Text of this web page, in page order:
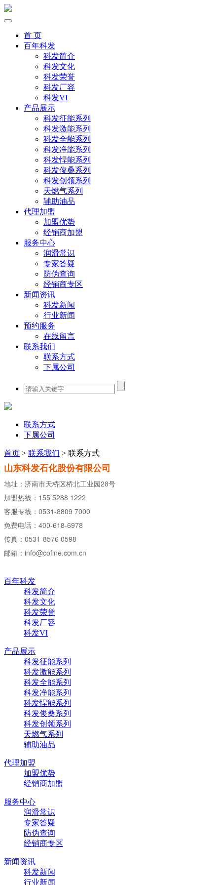
首 页
百年科发
科发简介
科发文化
科发荣誉
科发厂容
科发VI
产品展示
科发征能系列
科发激能系列
科发全能系列
科发净能系列
科发悍能系列
科发俊桑系列
科发创领系列
天燃气系列
辅助油品
代理加盟
加盟优势
经销商加盟
服务中心
润滑常识
专家答疑
防伪查询
经销商专区
新闻资讯
科发新闻
行业新闻
预约服务
在线留言
联系我们
联系方式
下属公司
联系方式
下属公司
首页 > 联系我们 > 联系方式
山东科发石化股份有限公司
地址：济南市天桥区桥北工业园28号
加盟热线：155 5288 1222
客服专线：0531-8809 7000
免费电话：400-618-6978
传真：0531-8576 0598
邮箱：info@cofine.com.cn
百年科发
科发简介
科发文化
科发荣誉
科发厂容
科发VI
产品展示
科发征能系列
科发激能系列
科发全能系列
科发净能系列
科发悍能系列
科发俊桑系列
科发创领系列
天燃气系列
辅助油品
代理加盟
加盟优势
经销商加盟
服务中心
润滑常识
专家答疑
防伪查询
经销商专区
新闻资讯
科发新闻
行业新闻